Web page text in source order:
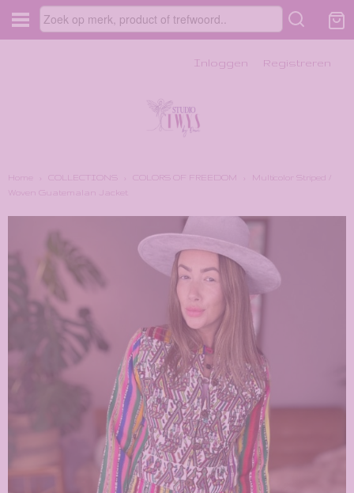
Inloggen Registreren
Home COLLECTIONS COLORS OF FREEDOM
Multicolor Striped /
Woven Guatemalan Jacket